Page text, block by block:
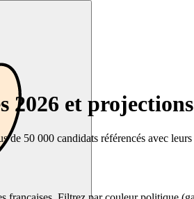
et
50 000 candidats référencés avec